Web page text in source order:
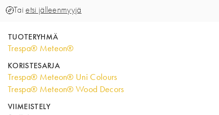
Taietsi jälleenmyyjä
TUOTERYHMÄ
Trespa® Meteon®
KORISTESARJA
Trespa® Meteon® Uni Colours
Trespa® Meteon® Wood Decors
VIIMEISTELY